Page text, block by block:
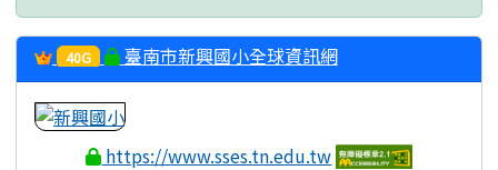
40G 臺南市新興國小全球資訊網
https://www.sses.tn.edu.tw